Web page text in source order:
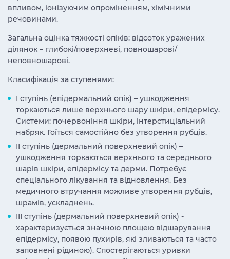
впливом, іонізуючим опроміненням, хімічними
речовинами.
Загальна оцінка тяжкості опіків: відсоток уражених
ділянок – глибокі/поверхневі, повношарові/
неповношарові.
Класифікація за ступенями:
I ступінь (епідермальний опік) – ушкодження
торкаються лише верхнього шару шкіри, епідермісу.
Системи: почервоніння шкіри, інтерстиціальний
набряк. Гоїться самостійно без утворення рубців.
II ступінь (дермальний поверхневий опік) –
ушкодження торкаються верхнього та середнього
шарів шкіри, епідермісу та дерми. Потребує
спеціального лікування та відновлення. Без
медичного втручання можливе утворення рубців,
шрамів, ускладнень.
III ступінь (дермальний поверхневий опік) -
характеризується значною площею відшарування
епідермісу, появою пухирів, які зливаються та часто
заповнені рідиною). Спостерігаються уривки